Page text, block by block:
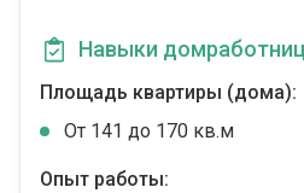
Навыки
Площадь квартиры (дома):
От 141 до 170 кв.м
Опыт работы: